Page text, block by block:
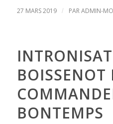
27 MARS 2019 / PARADMIN-
BOISSENOT
BONTEMPS